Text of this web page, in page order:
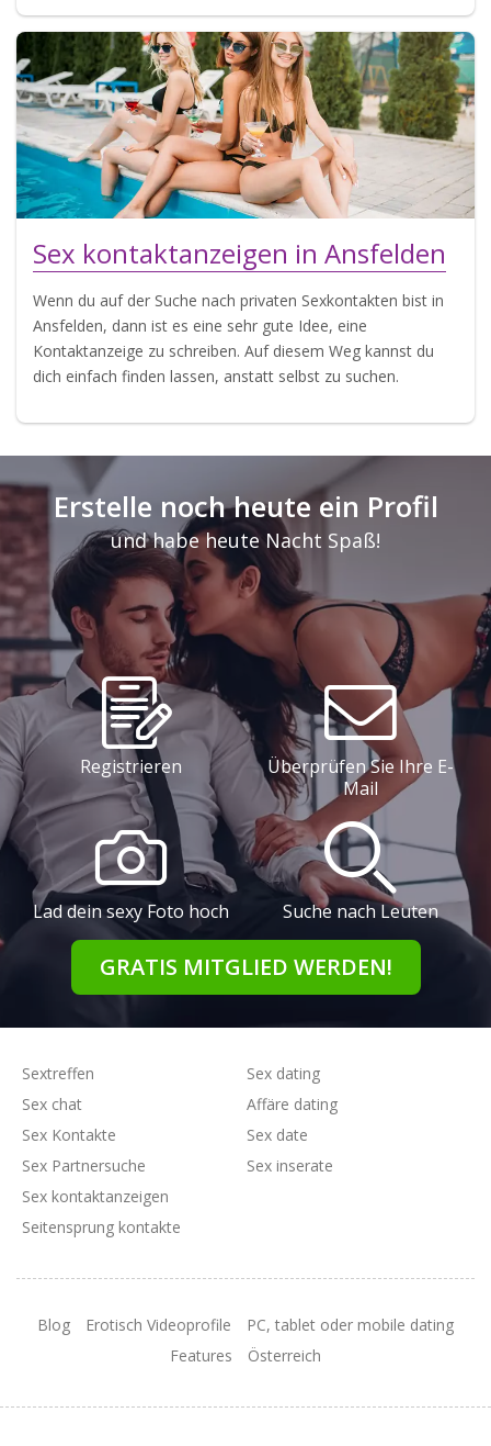
Sex kontaktanzeigen in Ansfelden
Wenn du auf der Suche nach privaten Sexkontakten bist in
Ansfelden, dann ist es eine sehr gute Idee, eine
Kontaktanzeige zu schreiben. Auf diesem Weg kannst du
dich einfach finden lassen, anstatt selbst zu suchen.
Erstelle noch heute ein Profil
und habe heute Nacht Spaß!
Registrieren
Überprüfen Sie Ihre E-
Mail
Lad dein sexy Foto hoch Suche nach Leuten
GRATIS MITGLIED WERDEN!
Sextreffen
Sex chat
Sex Kontakte
Sex dating
Affäre dating
Sex date
Sex Partnersuche
Sex kontaktanzeigen
Seitensprung kontakte
Sex inserate
Blog Erotisch Videoprofile
PC, tablet oder mobile dating
Features
Österreich